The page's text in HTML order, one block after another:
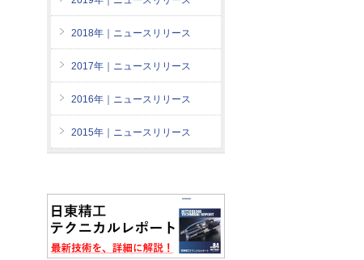
2018年｜ニュースリリース
2017年｜ニュースリリース
2016年｜ニュースリリース
2015年｜ニュースリリース